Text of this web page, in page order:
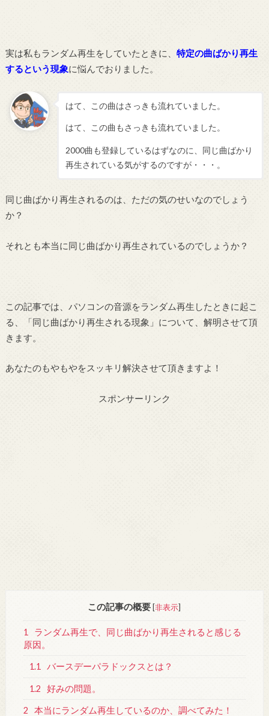
実は私もランダム再生をしていたときに、 特定の曲ばかり再生
するという現象に悩んでおりました。
はて、この曲はさっきも流れていました。
はて、この曲もさっきも流れていました。
2000曲も登録しているはずなのに、同じ曲ばかり
再生されている気がするのですが・・・。
同じ曲ばかり再生されるのは、ただの気のせいなのでしょう
か？
それとも本当に同じ曲ばかり再生されているのでしょうか？
この記事では、パソコンの音源をランダム再生したときに起こ
る、「同じ曲ばかり再生される現象」について、解明させて頂
きます。
あなたのもやもやをスッキリ解決させて頂きますよ！
スポンサーリンク
この記事の概要 [非表示]
1
ランダム再生で、同じ曲ばかり再生されると感じる
原因。
1.1 バースデーパラドックスとは？
1.2 好みの問題。
2 本当にランダム再生しているのか、調べてみた！